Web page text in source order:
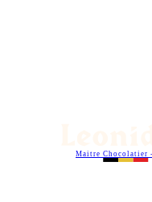
Maitre Chocolatier